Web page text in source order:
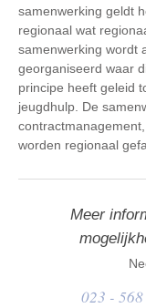
samenwerking geldt
regionaal wat
samenwerking wordt
georganiseerd waar
principe heeft geleid
jeugdhulp. De
worden regionaal
Meer
023 -